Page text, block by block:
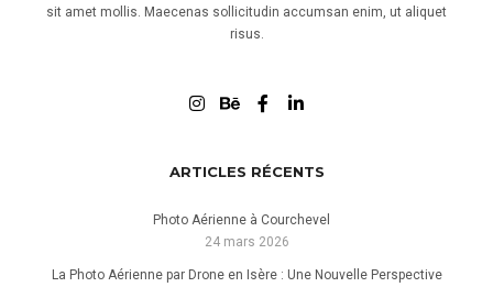
images réalisées par l’intermédiaire d’un drone.
sit amet mollis. Maecenas sollicitudin accumsan enim, ut aliquet
risus.
ARTICLES RÉCENTS
Photo Aérienne à Courchevel
24 mars 2026
La Photo Aérienne par Drone en Isère : Une Nouvelle Perspective